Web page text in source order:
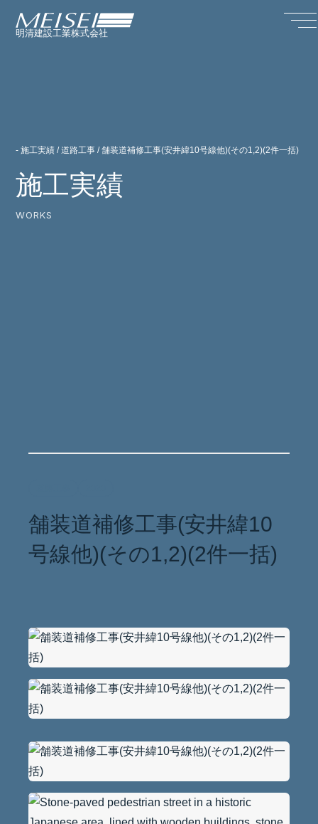
明清建設工業株式会社
- 施工実績 / 道路工事 / 舗装道補修工事(安井緯10号線他)(その1,2)(2件一括)
施工実績
WORKS
舗装道補修工事(安井緯10
号線他)(その1,2)(2件一括)